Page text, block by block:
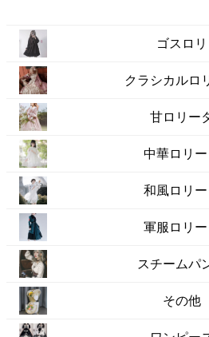
ゴスロリ
クラシカルロ
甘ロリー
中華ロリー
和風ロリー
軍服ロリー
スチームパ
その他